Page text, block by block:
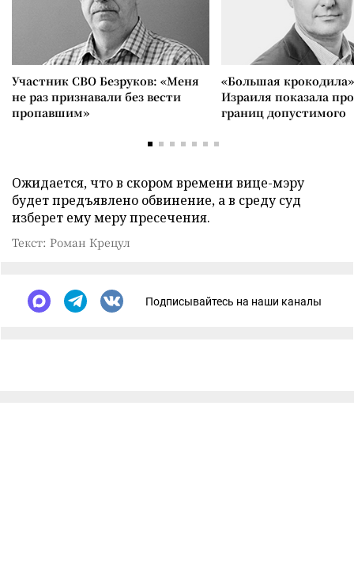
Участник СВО Безруков: «Меня
не раз признавали без вести
пропавшим»
«Большая
Израиля показала
границ допустимого
Ожидается, что в скором времени вице-мэру
будет предъявлено обвинение, а в среду суд
изберет ему меру пресечения.
Текст: Роман Крецул
Подписывайтесь на наши каналы